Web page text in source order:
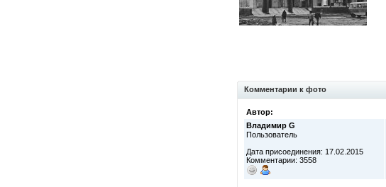
Комментарии к фото
Автор:
Владимир G
Пользователь
Дата присоединения: 17.02.2015
Комментарии: 3558